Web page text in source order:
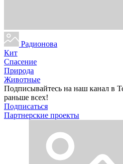
Радионова
Кит
Спасение
Природа
Животные
Подписывайтесь на наш канал в
раньше всех!
Подписаться
Партнерские проекты